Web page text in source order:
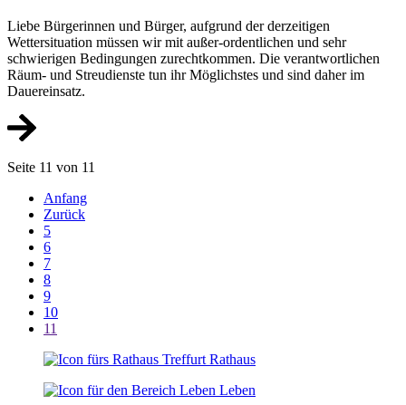
Liebe Bürgerinnen und Bürger, aufgrund der derzeitigen
Wettersituation müssen wir mit außer-ordentlichen und sehr
schwierigen Bedingungen zurechtkommen. Die verantwortlichen
Räum- und Streudienste tun ihr Möglichstes und sind daher im
Dauereinsatz.
Seite 11 von 11
Anfang
Zurück
5
6
7
8
9
10
11
Rathaus
Leben